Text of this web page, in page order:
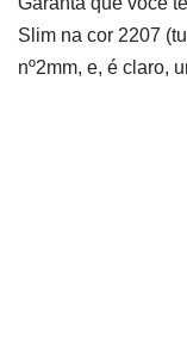
Slim na cor 2207
nº2mm, e, é claro,